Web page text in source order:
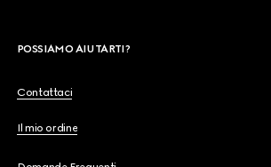
POSSIAMO AIUTARTI?
Contattaci
Il mio ordine